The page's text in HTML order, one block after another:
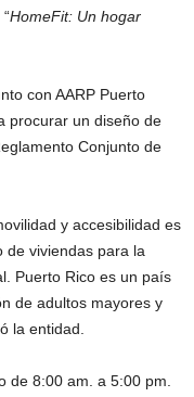
HomeFit: Un hogar
con AARP Puerto
procurar un diseño de
Conjunto de
y accesibilidad es
de viviendas para la
Puerto Rico es un país
de adultos mayores y
la entidad.
de 8:00 am. a 5:00 pm.